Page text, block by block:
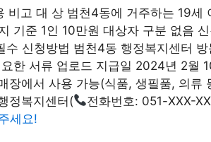
비고 대 상 범천4동에 거주하는 19세
기준 1인 10만원 대상자 구분 없음
수 신청방법 범천4동 행정복지센터
한 서류 업로드 지급일 2024년 2월
장에서 사용 가능(식품, 생필품, 의류
정복지센터(
전화번호: 051-XXX-
세요!